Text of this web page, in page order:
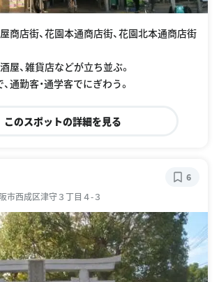
商店街、花園本通商店街、花園北本通商店街
屋、雑貨店などが立ち並ぶ。
通勤客・通学客でにぎわう。
このスポットの詳細を見る
市西成区津守３丁目４-３
6